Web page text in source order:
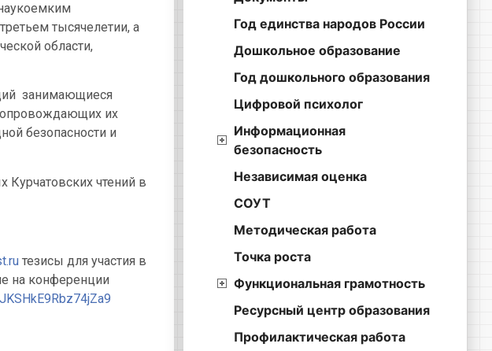
тысячелетии, а
области,
занимающиеся
их
безопасности и
Курчатовских чтений в
тезисы для участия в
на конференции
Год единства народов России
Дошкольное образование
Год дошкольного образования
Цифровой психолог
Информационная
безопасность
Независимая оценка
СОУТ
Методическая работа
Точка роста
Функциональная грамотность
Ресурсный центр образования
Профилактическая работа